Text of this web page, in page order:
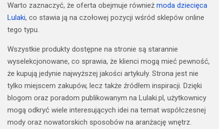
Warto zaznaczyć, że oferta obejmuje również moda dziecięca
Lulaki, co stawia ją na czołowej pozycji wśród sklepów online
tego typu.
Wszystkie produkty dostępne na stronie są starannie
wyselekcjonowane, co sprawia, że klienci mogą mieć pewność,
że kupują jedynie najwyższej jakości artykuły. Strona jest nie
tylko miejscem zakupów, lecz także źródłem inspiracji. Dzięki
blogom oraz poradom publikowanym na Lulaki.pl, użytkownicy
mogą odkryć wiele interesujących idei na temat współczesnej
mody oraz nowatorskich sposobów na aranżację wnętrz.